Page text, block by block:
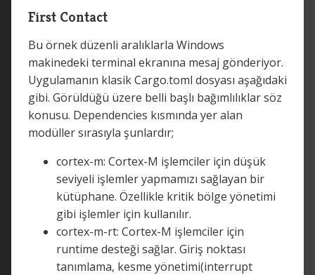
First Contact
Bu örnek düzenli aralıklarla Windows
makinedeki terminal ekranına mesaj gönderiyor.
Uygulamanın klasik Cargo.toml dosyası aşağıdaki
gibi. Görüldüğü üzere belli başlı bağımlılıklar söz
konusu. Dependencies kısmında yer alan
modüller sırasıyla şunlardır;
cortex-m: Cortex-M işlemciler için düşük
seviyeli işlemler yapmamızı sağlayan bir
kütüphane. Özellikle kritik bölge yönetimi
gibi işlemler için kullanılır.
cortex-m-rt: Cortex-M işlemciler için
runtime desteği sağlar. Giriş noktası
tanımlama, kesme yönetimi(interrupt